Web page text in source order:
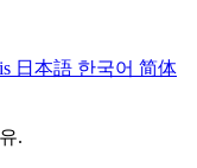
日本語 한국어 简体
.